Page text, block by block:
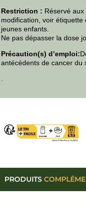
Restriction : Réservé
modification, voir
jeunes enfants.
Ne pas dépasser la dose
Précaution(s) d’emploi:
antécédents de cancer du
PRODUITS